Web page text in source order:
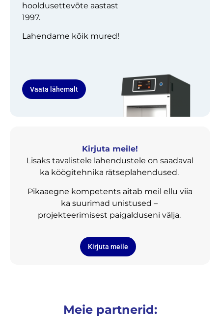
hooldusettevõte aastast
1997.
Lahendame kõik mured!
Vaata lähemalt
Kirjuta meile!
Lisaks tavalistele lahendustele on saadaval
ka köögitehnika rätseplahendused.
Pikaaegne kompetents aitab meil ellu viia
ka suurimad unistused –
projekteerimisest paigalduseni välja.
Kirjuta meile
Meie partnerid: